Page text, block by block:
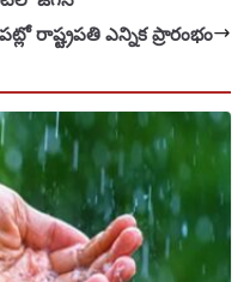
రాష్ట్రపతి ఎన్నిక ప్రారంభం